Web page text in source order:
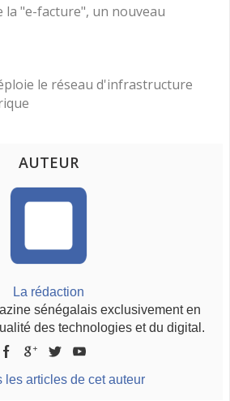
la "e-facture", un nouveau
le réseau d'infrastructure
AUTEUR
La rédaction
sénégalais exclusivement en
des technologies et du digital.
les articles de cet auteur